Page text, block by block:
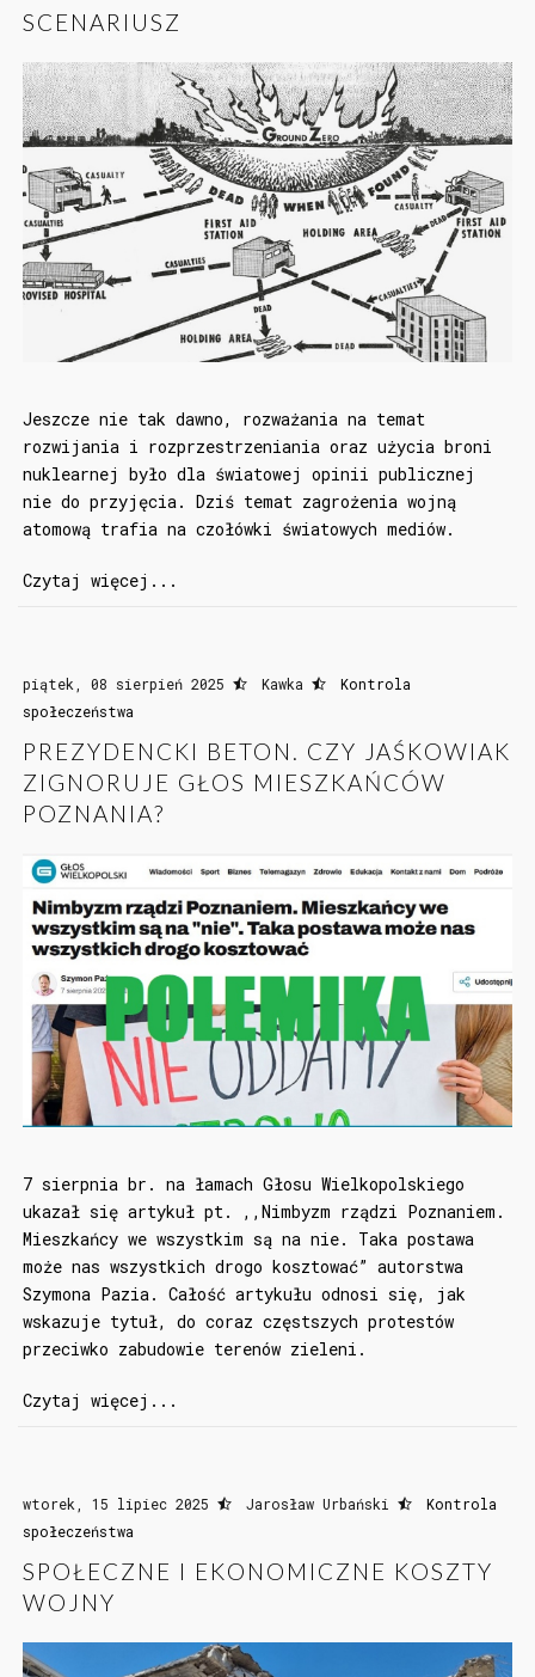
SCENARIUSZ
Jeszcze nie tak dawno, rozważania na temat
rozwijania i rozprzestrzeniania oraz użycia broni
nuklearnej było dla światowej opinii publicznej
nie do przyjęcia. Dziś temat zagrożenia wojną
atomową trafia na czołówki światowych mediów.
Czytaj więcej...
piątek, 08 sierpień 2025 Kawka
Kontrola
społeczeństwa
PREZYDENCKI BETON. CZY JAŚKOWIAK
ZIGNORUJE GŁOS MIESZKAŃCÓW
POZNANIA?
7 sierpnia br. na łamach Głosu Wielkopolskiego
ukazał się artykuł pt. ,,Nimbyzm rządzi Poznaniem.
Mieszkańcy we wszystkim są na nie. Taka postawa
może nas wszystkich drogo kosztować” autorstwa
Szymona Pazia. Całość artykułu odnosi się, jak
wskazuje tytuł, do coraz częstszych protestów
przeciwko zabudowie terenów zieleni.
Czytaj więcej...
wtorek, 15 lipiec 2025 Jarosław Urbański
Kontrola
społeczeństwa
SPOŁECZNE I EKONOMICZNE KOSZTY
WOJNY